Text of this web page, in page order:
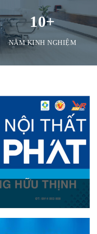
10+
NĂM KINH NGHIỆM
trưng bày và cung cấp
xoay văn phòng, tủ hồ